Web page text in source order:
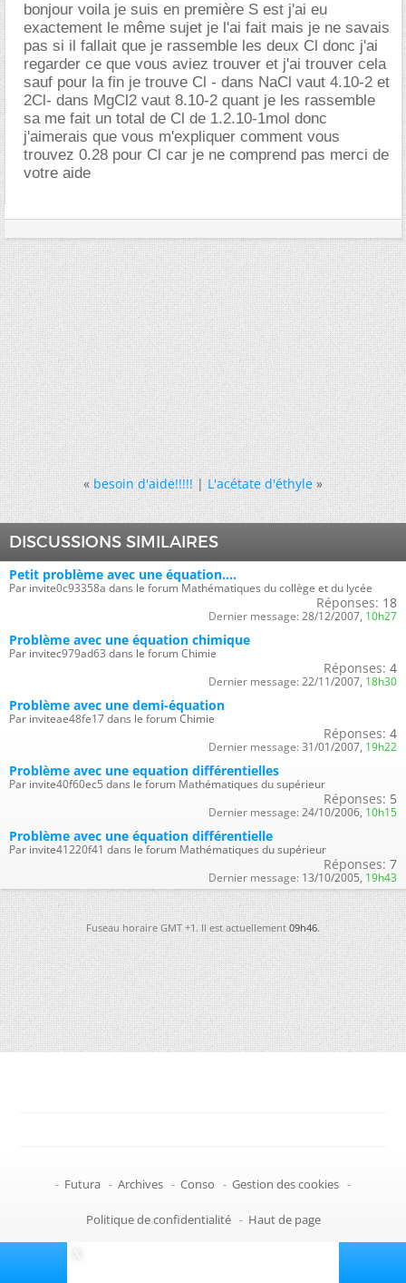
bonjour voila je suis en première S est j'ai eu
exactement le même sujet je l'ai fait mais je ne savais
pas si il fallait que je rassemble les deux Cl donc j'ai
regarder ce que vous aviez trouver et j'ai trouver cela
sauf pour la fin je trouve Cl - dans NaCl vaut 4.10-2 et
2Cl- dans MgCl2 vaut 8.10-2 quant je les rassemble
sa me fait un total de Cl de 1.2.10-1mol donc
j'aimerais que vous m'expliquer comment vous
trouvez 0.28 pour Cl car je ne comprend pas merci de
votre aide
« besoin d'aide!!!!!|L'acétate d'éthyle »
DISCUSSIONS SIMILAIRES
Petit problème avec une équation....
Par invite0c93358a dans le forum Mathématiques du collège et du lycée
Réponses: 18
Dernier message: 28/12/2007, 10h27
Problème avec une équation chimique
Par invitec979ad63 dans le forum Chimie
Réponses: 4
Dernier message: 22/11/2007, 18h30
Problème avec une demi-équation
Par inviteae48fe17 dans le forum Chimie
Réponses: 4
Dernier message: 31/01/2007, 19h22
Problème avec une equation différentielles
Par invite40f60ec5 dans le forum Mathématiques du supérieur
Réponses: 5
Dernier message: 24/10/2006, 10h15
Problème avec une équation différentielle
Par invite41220f41 dans le forum Mathématiques du supérieur
Réponses: 7
Dernier message: 13/10/2005, 19h43
Fuseau horaire GMT +1. Il est actuellement09h46.
- Futura - Archives - Conso - Gestion des cookies -
Politique de confidentialité - Haut de page